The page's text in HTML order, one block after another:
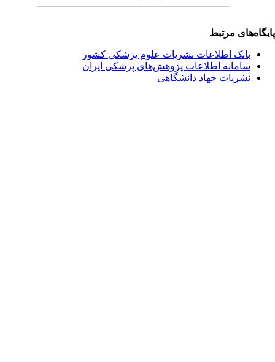
مرتبط
بانک اطلاعات نشریات علوم پزشکی کشور
سامانه اطلاعات پژوهش‌های پزشکی ایران
نشریات جهاد دانشگاهی